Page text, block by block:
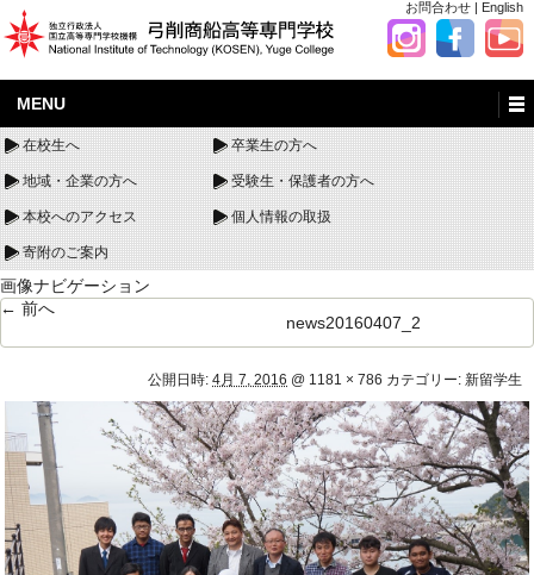
お問合わせ | English
MENU
在校生へ 卒業生の方へ
地域・企業の方へ 受験生・保護者の方へ
本校へのアクセス 個人情報の取扱
寄附のご案内
画像ナビゲーション
← 前へ
news20160407_2
公開日時: 4月 7, 2016 @ 1181 × 786 カテゴリー: 新留学生